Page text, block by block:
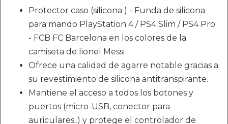
Protector caso (silicona ) - Funda de silicona
para mando PlayStation 4 / PS4 Slim / PS4 Pro
- FCB FC Barcelona en los colores de la
camiseta de lionel Messi
Ofrece una calidad de agarre notable gracias a
su revestimiento de silicona antitranspirante.
Mantiene el acceso a todos los botones y
puertos (micro-USB, conector para
auriculares..) y protege el controlador de